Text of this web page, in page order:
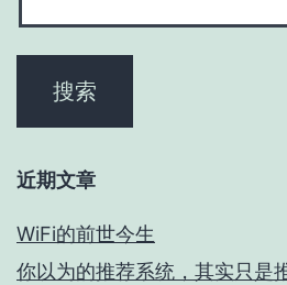
近期文章
WiFi的前世今生
你以为的推荐系统，其实只是